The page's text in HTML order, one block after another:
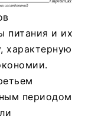
питания и их
характерную
периодом